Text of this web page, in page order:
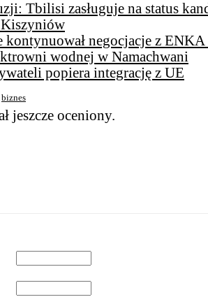
Tbilisi zasługuje na status
kontynuował negocjacje z ENKA
wodnej w Namachwani
popiera integrację z UE
biznes
jeszcze oceniony.